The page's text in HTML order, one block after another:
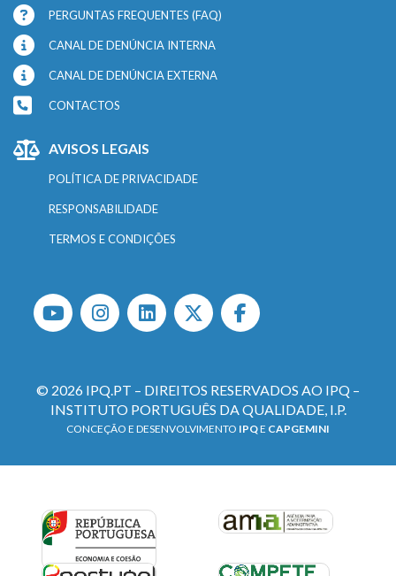
PERGUNTAS FREQUENTES (FAQ)
CANAL DE DENÚNCIA INTERNA
CANAL DE DENÚNCIA EXTERNA
CONTACTOS
AVISOS LEGAIS
POLÍTICA DE PRIVACIDADE
RESPONSABILIDADE
TERMOS E CONDIÇÕES
© 2026 IPQ.PT – DIREITOS RESERVADOS AO IPQ –
INSTITUTO PORTUGUÊS DA QUALIDADE, I.P.
CONCEÇÃO E DESENVOLVIMENTO IPQE CAPGEMINI